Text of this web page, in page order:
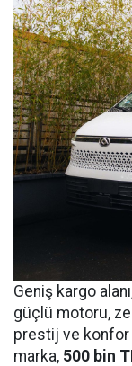
Geniş kargo
güçlü motoru,
prestij ve konfor
marka, 500 bin